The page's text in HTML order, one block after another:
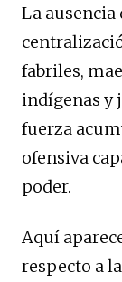
La ausencia
fabriles,
indígenas y
fuerza
ofensiva
poder.
Aquí
respecto a